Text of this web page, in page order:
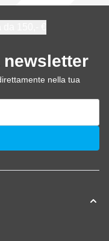
nella tua